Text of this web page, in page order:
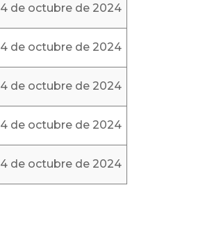
4 de octubre de 2024
4 de octubre de 2024
4 de octubre de 2024
4 de octubre de 2024
4 de octubre de 2024